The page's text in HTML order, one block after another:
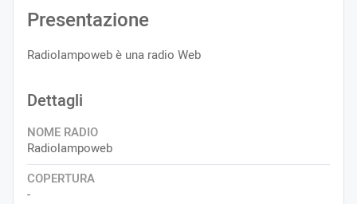
Presentazione
Radiolampoweb è una radio Web
Dettagli
NOME RADIO
Radiolampoweb
COPERTURA
-